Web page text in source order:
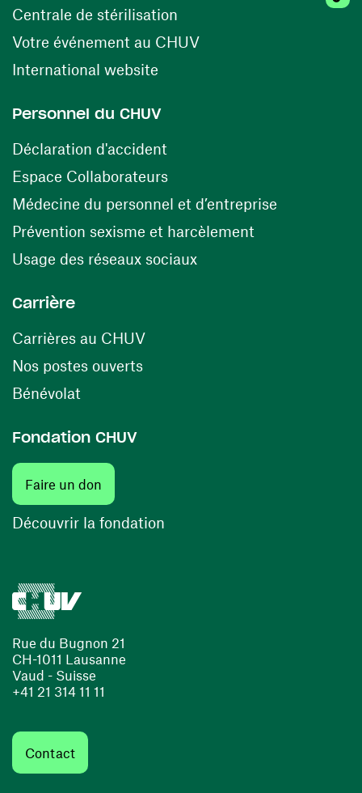
Rue du Bugnon 21
CH-1011 Lausanne
Vaud - Suisse
+41 21 314 11 11
Contact
Centrale de stérilisation (ouvre une nouvelle
Votre événement au CHUV(ouvre une nouvelle
International website
Personnel du CHUV
Déclaration d'accident
Espace Collaborateurs(ouvre une nouvelle fenêtre)
Médecine du personnel et d’entreprise
Prévention sexisme et harcèlement
Usage des réseaux sociaux(ouvre une nouvelle
Carrière
Carrières au CHUV(ouvre une nouvelle fenêtre)
Nos postes ouverts(ouvre une nouvelle fenêtre)
Bénévolat
Fondation CHUV
Faire un don
Découvrir la fondation